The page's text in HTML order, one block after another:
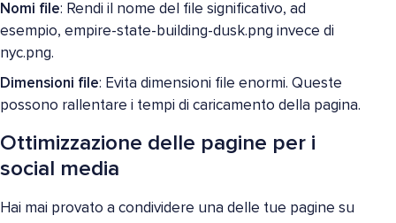
Nomi file: Rendi il nome del file significativo, ad
esempio, empire-state-building-dusk.png invece di
nyc.png.
Dimensioni file: Evita dimensioni file enormi. Queste
possono rallentare i tempi di caricamento della pagina.
Ottimizzazione delle pagine per i
social media
Hai mai provato a condividere una delle tue pagine su